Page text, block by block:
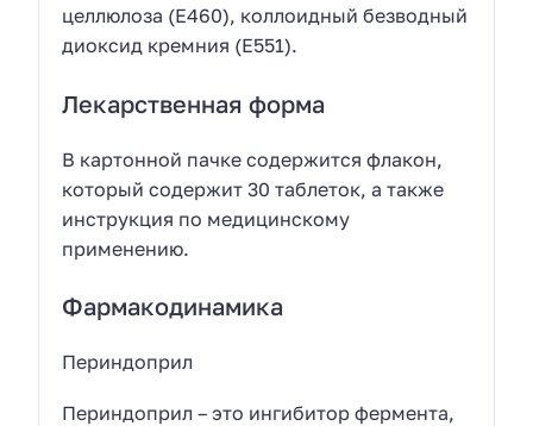
целлюлоза (Е460), коллоидный безводный
диоксид кремния (Е551).
Лекарственная форма
В картонной пачке содержится флакон,
который содержит 30 таблеток, а также
инструкция по медицинскому
применению.
Фармакодинамика
Периндоприл
Периндоприл – это ингибитор фермента,